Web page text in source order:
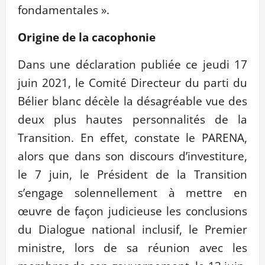
fondamentales ».
Origine de la cacophonie
Dans une déclaration publiée ce jeudi 17
juin 2021, le Comité Directeur du parti du
Bélier blanc décèle la désagréable vue des
deux plus hautes personnalités de la
Transition. En effet, constate le PARENA,
alors que dans son discours d’investiture,
le 7 juin, le Président de la Transition
s’engage solennellement à mettre en
œuvre de façon judicieuse les conclusions
du Dialogue national inclusif, le Premier
ministre, lors de sa réunion avec les